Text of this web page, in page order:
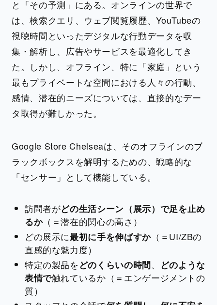
と「その予測」にある。オンラインの世界で
は、検索クエリ、ウェブ閲覧履歴、YouTubeの
視聴時間といったデジタルな行動データを収
集・解析し、広告やサービスを最適化してき
た。しかし、オフライン、特に「家庭」という
最もプライベートな空間における人々の行動、
感情、潜在的ニーズについては、直接的なデー
タ取得が難しかった。
Google Store Chelseaは、そのオフラインのブ
ラックボックスを解明するための、戦略的な
「センサー」として機能している。
訪問者がどの生活シーン（展示）で足を止め
るか（＝潜在的関心の高さ）
どの展示に最初に手を伸ばすか（＝UI/ZBの
直感的な魅力度）
特定の製品をどのくらいの時間、 どのような
表情で触れているか（＝エンゲージメントの
質）